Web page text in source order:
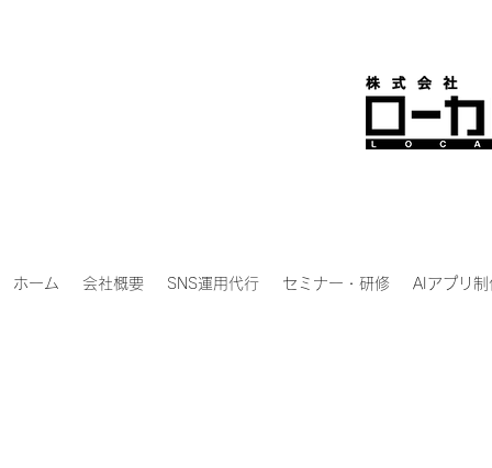
ホーム 会社概要 SNS運用代行 セミナー・研修 AIアプリ制